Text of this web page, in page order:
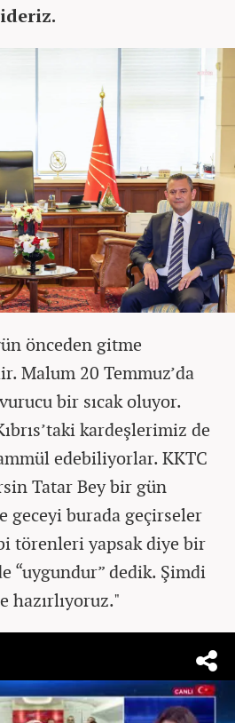
önceden gitme
Malum 20 Temmuz’da
bir sıcak oluyor.
kardeşlerimiz de
edebiliyorlar. KKTC
Tatar Bey bir gün
geceyi burada geçirseler
törenleri yapsak diye bir
“uygundur” dedik. Şimdi
hazırlıyoruz."